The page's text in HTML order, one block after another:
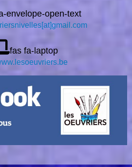
envelope-open-text
fas fa-laptop